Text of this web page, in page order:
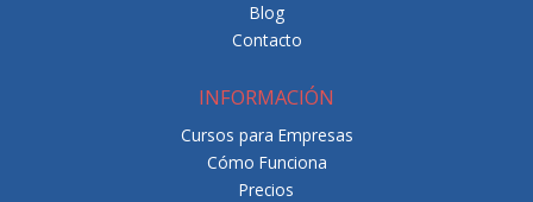
Blog
Contacto
INFORMACIÓN
Cursos para Empresas
Cómo Funciona
Precios